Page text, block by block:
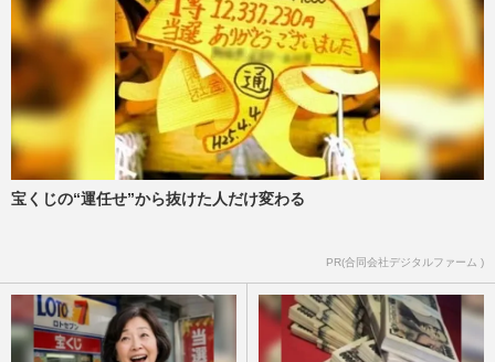
宝くじの“運任せ”から抜けた人だけ変わる
PR(合同会社デジタルファーム )